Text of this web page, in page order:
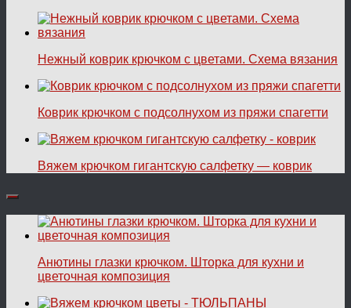
Нежный коврик крючком с цветами. Схема вязания
Коврик крючком с подсолнухом из пряжи спагетти
Вяжем крючком гигантскую салфетку — коврик
Анютины глазки крючком. Шторка для кухни и
цветочная композиция